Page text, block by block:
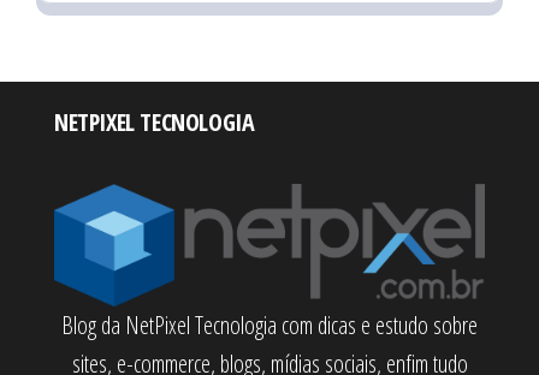
NETPIXEL TECNOLOGIA
Blog da NetPixel Tecnologia com dicas e estudo sobre
sites, e-commerce, blogs, mídias sociais, enfim tudo